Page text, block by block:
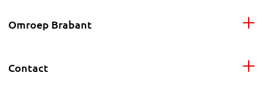
Omroep Brabant
Contact